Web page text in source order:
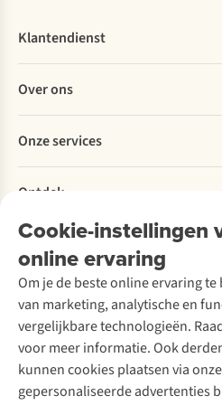
Cookie-instellingen
online ervaring
Om je de beste online ervaring
van marketing, analytische en
vergelijkbare technologieën.
voor meer informatie. Ook
kunnen cookies plaatsen via
gepersonaliseerde advertenties
Klantendienst
Bestellen
Betalen
Levering
Retourneren
Bestelling herroepen
Garantie
Contact
Over ons
Explore More
Verantwoord ondernemen
Over Ayacucho
Onze winkels
Over A.S.Adventure
Toegankelijkheidsverklaring
Onze services
Ski-onderhoud
Wasservice
Schoenonderhoud
Schoenherstelling
Kledingherstelling
Retouches
Voor bedrijven
Ontdek
A.S.Magazine
Podcast
Explore Academy
Explore Camp
Gear Check
Inspiratie & advies
Meld je aan voor de nieuwsbrief
Follow